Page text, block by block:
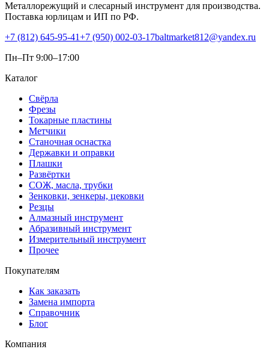
Металлорежущий и слесарный инструмент для производства.
Поставка юрлицам и ИП по РФ.
+7 (812) 645-95-41+7 (950) 002-03-17baltmarket812@yandex.ru
Пн–Пт 9:00–17:00
Каталог
Свёрла
Фрезы
Токарные пластины
Метчики
Станочная оснастка
Державки и оправки
Плашки
Развёртки
СОЖ, масла, трубки
Зенковки, зенкеры, цековки
Резцы
Алмазный инструмент
Абразивный инструмент
Измерительный инструмент
Прочее
Покупателям
Как заказать
Замена импорта
Справочник
Блог
Компания